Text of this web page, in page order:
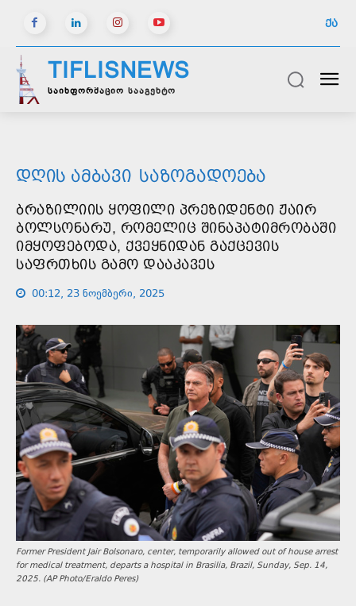
ᲥᲐ
TIFLISNEWS
საინფორმაციო სააგენტო
ᲓᲦᲘᲡ ᲐᲛᲑᲐᲕᲘ ᲡᲐᲖᲝᲒᲐᲓᲝᲔᲑᲐ
ᲑᲠᲐᲖᲘᲚᲘᲘᲡ ᲧᲝᲤᲘᲚᲘ ᲞᲠᲔᲖᲘᲓᲔᲜᲢᲘ ᲟᲐᲘᲠ
ᲑᲝᲚᲡᲝᲜᲐᲠᲣ, ᲠᲝᲛᲔᲚᲘᲪ ᲨᲘᲜᲐᲞᲐᲢᲘᲛᲠᲝᲑᲐᲨᲘ
ᲘᲛᲧᲝᲤᲔᲑᲝᲓᲐ, ᲥᲕᲔᲧᲜᲘᲓᲐᲜ ᲒᲐᲥᲪᲔᲕᲘᲡ
ᲡᲐᲤᲠᲗᲮᲘᲡ ᲒᲐᲛᲝ ᲓᲐᲐᲙᲐᲕᲔᲡ
00:12, 23 ნოემბერი, 2025
Former President Jair Bolsonaro, center, temporarily allowed out of house arrest
for medical treatment, departs a hospital in Brasilia, Brazil, Sunday, Sep. 14,
2025. (AP Photo/Eraldo Peres)